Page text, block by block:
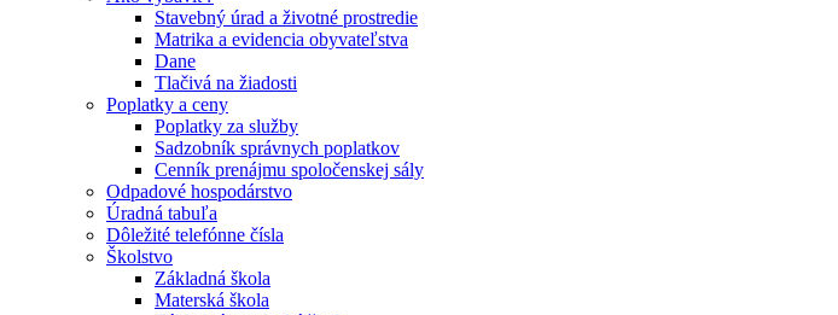
Stavebný úrad a životné prostredie
Matrika a evidencia obyvateľstva
Dane
Tlačivá na žiadosti
Poplatky a ceny
Poplatky za služby
Sadzobník správnych poplatkov
Cenník prenájmu spoločenskej sály
Odpadové hospodárstvo
Úradná tabuľa
Dôležité telefónne čísla
Školstvo
Základná škola
Materská škola